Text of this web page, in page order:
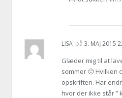
LISA på 3. MAJ 2015
Glæder mig til at
sommer 🙂 Hvilken
opskriften. Har
hvor der ikke står